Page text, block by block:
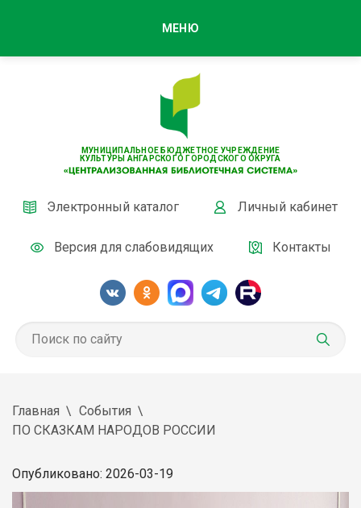
МУНИЦИПАЛЬНОЕ БЮДЖЕТНОЕ УЧРЕЖДЕНИЕ
КУЛЬТУРЫ АНГАРСКОГО ГОРОДСКОГО ОКРУГА
Электронный каталог Личный кабинет
Версия для слабовидящих Контакты
МЕНЮ
Главная
События
ПО СКАЗКАМ НАРОДОВ РОССИИ
Опубликовано: 2026-03-19